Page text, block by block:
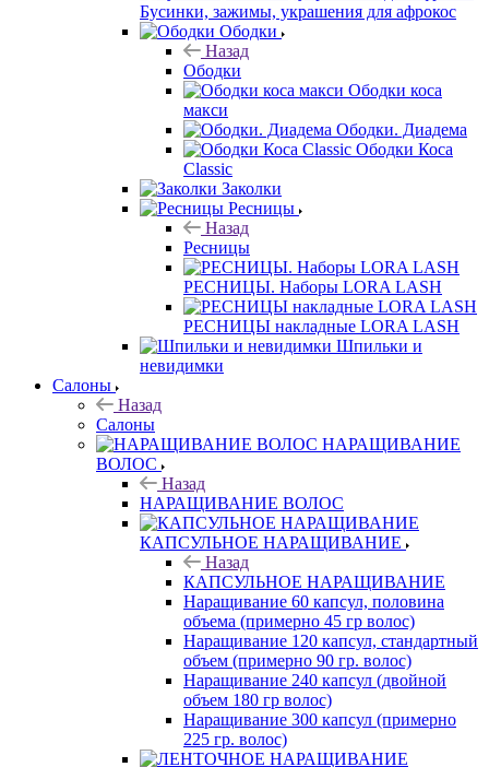
Бусинки, зажимы, украшения для афрокос
Ободки
Назад
Ободки
Ободки коса
макси
Ободки. Диадема
Ободки Коса
Classic
Заколки
Ресницы
Назад
Ресницы
РЕСНИЦЫ. Наборы LORA LASH
РЕСНИЦЫ накладные LORA LASH
Шпильки и
невидимки
Салоны
Назад
Салоны
НАРАЩИВАНИЕ
ВОЛОС
Назад
НАРАЩИВАНИЕ ВОЛОС
КАПСУЛЬНОЕ НАРАЩИВАНИЕ
Назад
КАПСУЛЬНОЕ НАРАЩИВАНИЕ
Наращивание 60 капсул, половина
объема (примерно 45 гр волос)
Наращивание 120 капсул, стандартный
объем (примерно 90 гр. волос)
Наращивание 240 капсул (двойной
объем 180 гр волос)
Наращивание 300 капсул (примерно
225 гр. волос)